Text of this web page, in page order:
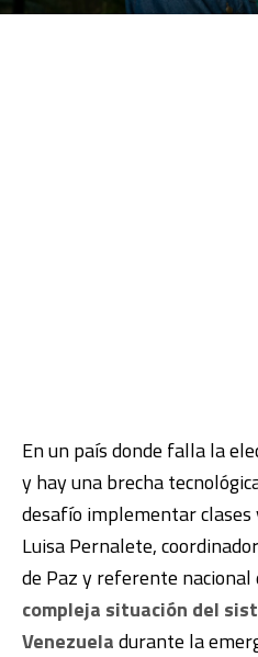
En un país donde falla la
y hay una brecha
desafío implementar
Luisa Pernalete,
de Paz y referente nacional
compleja situación del
Venezueladurante la